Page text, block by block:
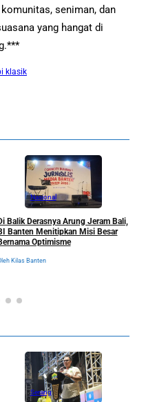
seniman, dan
yang hangat di
klasik
Nasional
Balik Derasnya Arung Jeram Bali,
Banten Menitipkan Misi Besar
Optimisme
Kilas Banten
Serang